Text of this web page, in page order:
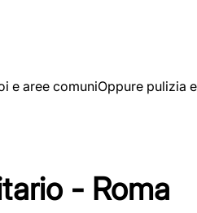
e aree comuniOppure pulizia e
- Roma